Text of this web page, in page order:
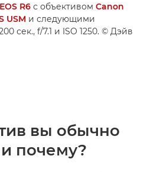
R6 с объективом Canon
USM и следующими
сек., f/7.1 и ISO 1250. © Дэйв
вы обычно
почему?